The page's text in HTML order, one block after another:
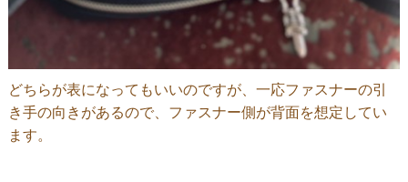
どちらが表になってもいいのですが、一応ファスナーの引
き手の向きがあるので、ファスナー側が背面を想定してい
ます。